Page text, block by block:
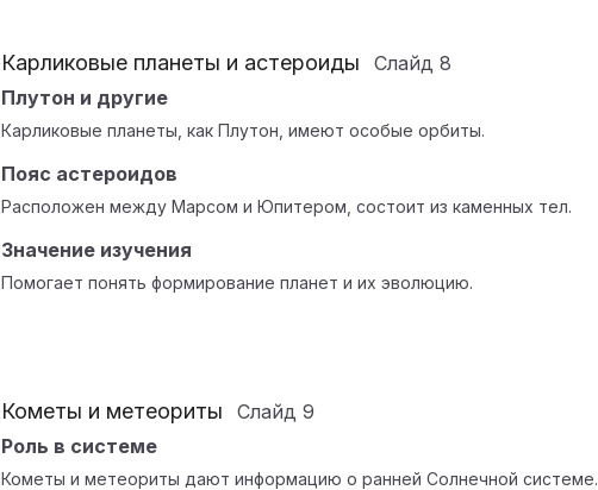
Карликовые планеты и астероиды Слайд 8
Плутон и другие
Карликовые планеты, как Плутон, имеют особые орбиты.
Пояс астероидов
Расположен между Марсом и Юпитером, состоит из каменных тел.
Значение изучения
Помогает понять формирование планет и их эволюцию.
Кометы и метеориты Слайд 9
Роль в системе
Кометы и метеориты дают информацию о ранней Солнечной системе.